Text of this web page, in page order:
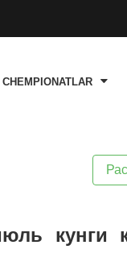
CHEMPIONATLAR
кунги